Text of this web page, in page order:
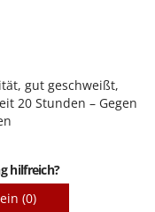
gut geschweißt,
20 Stunden – Gegen
hilfreich?
(0)